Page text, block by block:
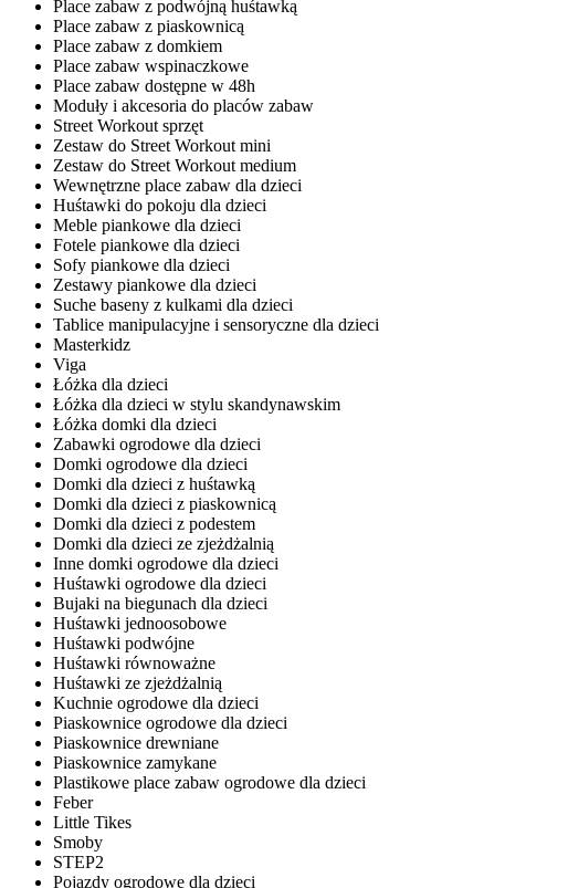
Place zabaw z podwójną huśtawką
Place zabaw z piaskownicą
Place zabaw z domkiem
Place zabaw wspinaczkowe
Place zabaw dostępne w 48h
Moduły i akcesoria do placów zabaw
Street Workout sprzęt
Zestaw do Street Workout mini
Zestaw do Street Workout medium
Wewnętrzne place zabaw dla dzieci
Huśtawki do pokoju dla dzieci
Meble piankowe dla dzieci
Fotele piankowe dla dzieci
Sofy piankowe dla dzieci
Zestawy piankowe dla dzieci
Suche baseny z kulkami dla dzieci
Tablice manipulacyjne i sensoryczne dla dzieci
Masterkidz
Viga
Łóżka dla dzieci
Łóżka dla dzieci w stylu skandynawskim
Łóżka domki dla dzieci
Zabawki ogrodowe dla dzieci
Domki ogrodowe dla dzieci
Domki dla dzieci z huśtawką
Domki dla dzieci z piaskownicą
Domki dla dzieci z podestem
Domki dla dzieci ze zjeżdżalnią
Inne domki ogrodowe dla dzieci
Huśtawki ogrodowe dla dzieci
Bujaki na biegunach dla dzieci
Huśtawki jednoosobowe
Huśtawki podwójne
Huśtawki równoważne
Huśtawki ze zjeżdżalnią
Kuchnie ogrodowe dla dzieci
Piaskownice ogrodowe dla dzieci
Piaskownice drewniane
Piaskownice zamykane
Plastikowe place zabaw ogrodowe dla dzieci
Feber
Little Tikes
Smoby
STEP2
Pojazdy ogrodowe dla dzieci